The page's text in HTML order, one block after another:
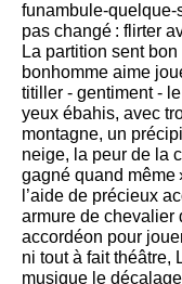
pas changé : flirter
La partition sent
bonhomme aime
titiller ‑ gentiment ‑
yeux ébahis, avec
montagne, un
neige, la peur de la
gagné quand même
l’aide de précieux
armure de chevalier
accordéon pour
ni tout à fait théâtre,
musique le